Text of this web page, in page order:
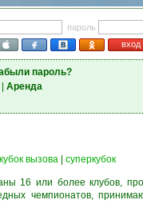
пароль
вход
пароль?
Аренда
кубок вызова| суперкубок
16 или более клубов,
чемпионатов,